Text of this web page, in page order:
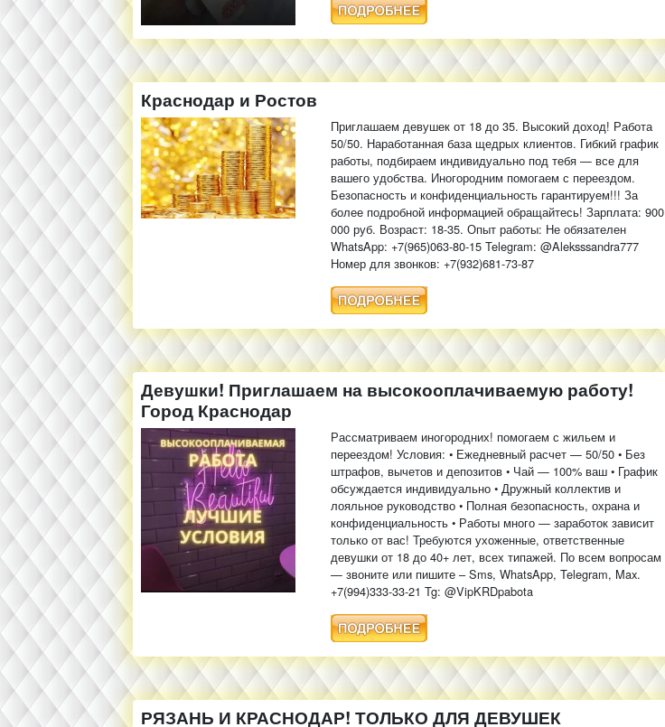
Краснодар и Ростов
Приглашаем девушек от 18 до 35. Высокий доход! Работа
50/50. Наработанная база щедрых клиентов. Гибкий график
работы, подбираем индивидуально под тебя — все для
вашего удобства. Иногородним помогаем с переездом.
Безопасность и конфиденциальность гарантируем!!! За
более подробной информацией обращайтесь! Зарплата: 900
000 руб. Возраст: 18-35. Опыт работы: Не обязателен
WhatsApp: +7(965)063‑80‑15 Telegram: @Aleksssandra777
Номер для звонков: +7(932)681-73-87
Девушки! Приглашаем на высокооплачиваемую работу!
Город Краснодар
Рассматриваем иногородних! помогаем с жильем и
переездом! Условия: • Ежедневный расчет — 50/50 • Без
штрафов, вычетов и депозитов • Чай — 100% ваш • График
обсуждается индивидуально • Дружный коллектив и
лояльное руководство • Полная безопасность, охрана и
конфиденциальность • Работы много — заработок зависит
только от вас! Требуются ухоженные, ответственные
девушки от 18 до 40+ лет, всех типажей. По всем вопросам
— звоните или пишите – Sms, WhatsApp, Telegram, Max.
+7(994)333-33-21 Tg: @VipKRDpabota
РЯЗАНЬ И КРАСНОДАР! ТОЛЬКО ДЛЯ ДЕВУШЕК